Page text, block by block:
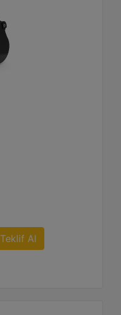
Teklif Al